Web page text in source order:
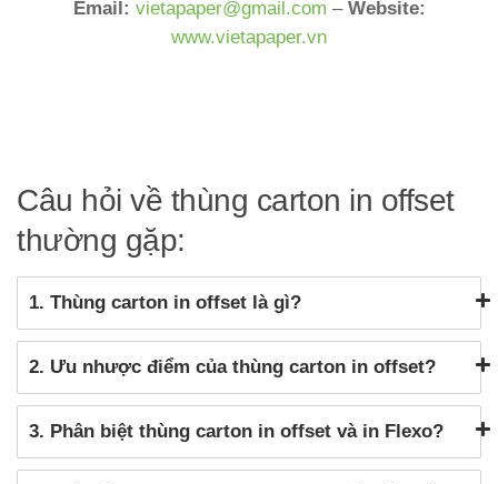
Email: vietapaper@gmail.com – Website:
www.vietapaper.vn
Câu hỏi về thùng carton in offset
thường gặp:
1. Thùng carton in offset là gì?
2. Ưu nhược điểm của thùng carton in offset?
3. Phân biệt thùng carton in offset và in Flexo?